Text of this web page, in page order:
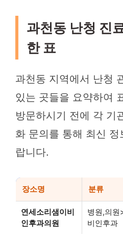
과천동 난청 진
한 표
과천동 지역에서 난청
있는 곳들을 요약하여
방문하시기 전에 각 기
화 문의를 통해 최신
랍니다.
장소명 분류
연세소리샘이비
인후과의원
병원,의원
비인후과